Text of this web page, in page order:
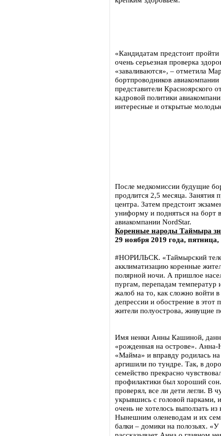
«Кандидатам предстоит
очень серьезная проверка
«заваливаются», – отметила
бортпроводников
представители Красноярского
кадровой политики
интересные и открытые
После медкомиссии будущие
продлится 2,5 месяца. Занятия
центра. Затем предстоит
униформу и подняться на борт
авиакомпании NordStar.
Коренные народы Таймыра
29 ноября 2019 года, пятница,
#НОРИЛЬСК. «Таймырский
акклиматизацию коренные
полярной ночи. А пришлое
пургам, перепадам температур
жалоб на то, как сложно войти
депрессии и обострение в
жители полуострова, живущие
Имя ненки Анны Кашиной,
«рожденная на острове». Анна-
«Майма» и вправду родилась
аргишили по тундре. Так, в
семейство прекрасно
профилактики был хороший
проверял, все ли дети легли. В
укрывшись с головой парками,
очень не хотелось выползать
Нынешним оленеводам и их
балки – домики на полозьях.